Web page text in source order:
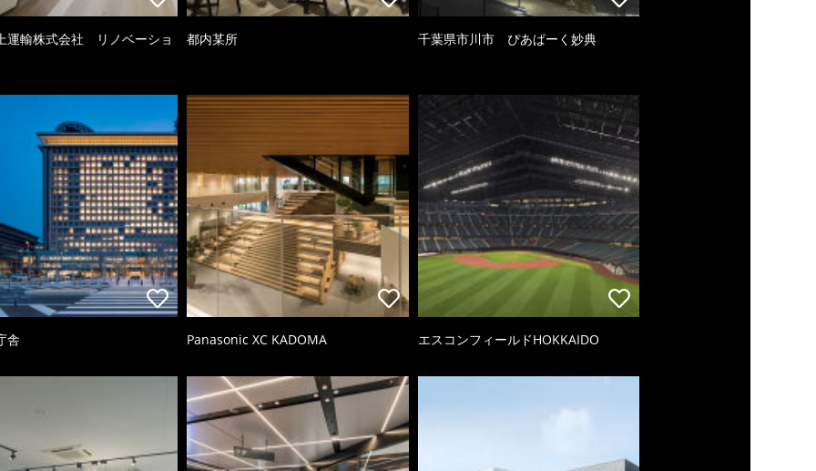
運輸株式会社 リノベーショ 都内某所 千葉県市川市 ぴあぱーく妙典
舎 Panasonic XC KADOMA エスコンフィールドHOKKAIDO